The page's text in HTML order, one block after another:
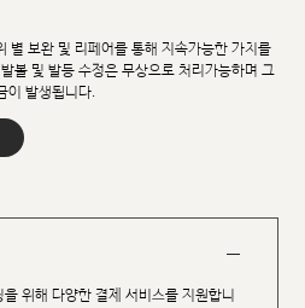
별 보완 및 리페어를 통해 지속가능한 가치를
볼 및 발등 수정은 무상으로 처리가능하며 그
이 발생됩니다.
위해 다양한 결제 서비스를 지원합니